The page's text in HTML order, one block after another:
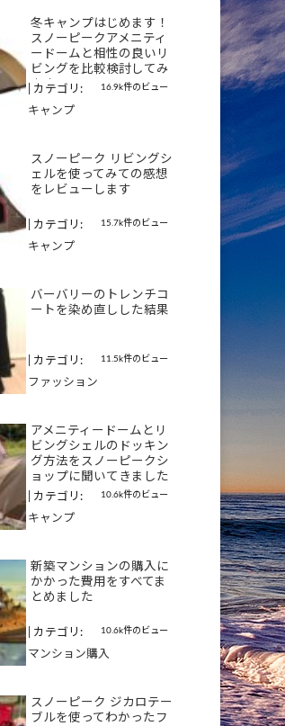
冬キャンプはじめます！
スノーピークアメニティ
ードームと相性の良いリ
ビングを比較検討してみ
ます
16.9k件のビュー
カテゴリ:
キャンプ
スノーピーク リビングシ
ェルを使ってみての感想
をレビューします
15.7k件のビュー
カテゴリ:
キャンプ
バーバリーのトレンチコ
ートを染め直しした結果
11.5k件のビュー
カテゴリ:
ファッション
アメニティードームとリ
ビングシェルのドッキン
グ方法をスノーピークシ
ョップに聞いてきました
10.6k件のビュー
カテゴリ:
キャンプ
新築マンションの購入に
かかった費用をすべてま
とめました
10.6k件のビュー
カテゴリ:
マンション購入
スノーピーク ジカロテー
ブルを使ってわかったフ